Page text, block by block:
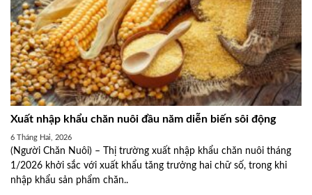
Xuất nhập khẩu chăn nuôi đầu năm diễn biến sôi động
6 Tháng Hai, 2026
(Người Chăn Nuôi) – Thị trường xuất nhập khẩu chăn nuôi tháng
1/2026 khởi sắc với xuất khẩu tăng trưởng hai chữ số, trong khi
nhập khẩu sản phẩm chăn..